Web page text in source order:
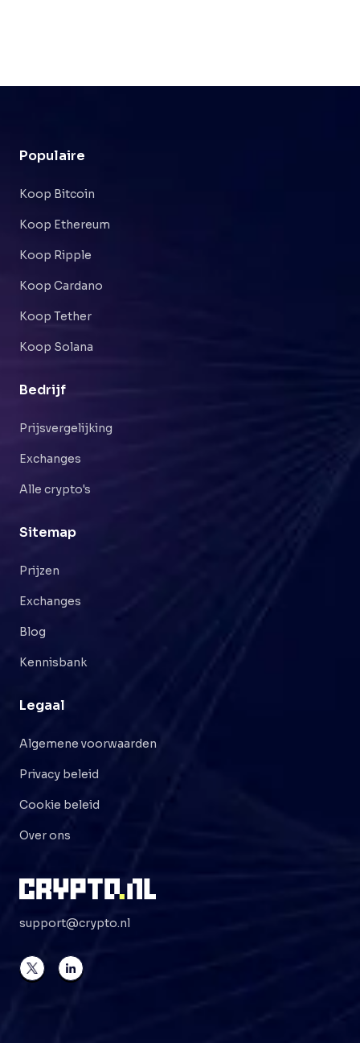
Populaire
Koop Bitcoin
Koop Ethereum
Koop Ripple
Koop Cardano
Koop Tether
Koop Solana
Bedrijf
Prijsvergelijking
Exchanges
Alle crypto's
Sitemap
Prijzen
Exchanges
Blog
Kennisbank
Legaal
Algemene voorwaarden
Privacy beleid
Cookie beleid
Over ons
support@crypto.nl